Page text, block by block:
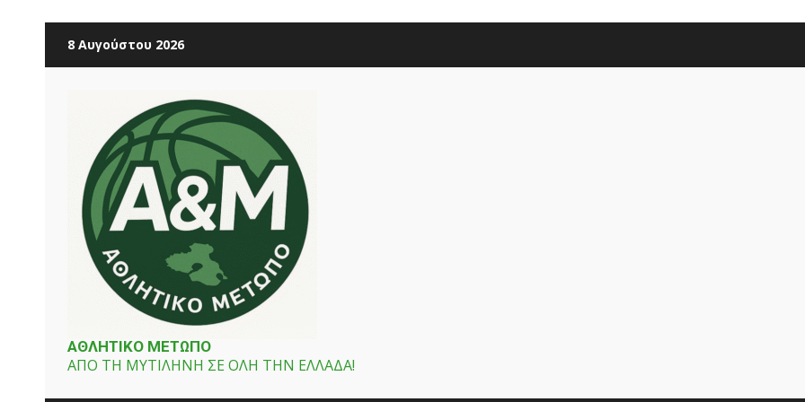
8 Αυγούστου 2026
ΑΘΛΗΤΙΚΟ ΜΕΤΩΠΟ
ΑΠΟ ΤΗ ΜΥΤΙΛΗΝΗ ΣΕ ΟΛΗ ΤΗΝ ΕΛΛΑΔΑ!